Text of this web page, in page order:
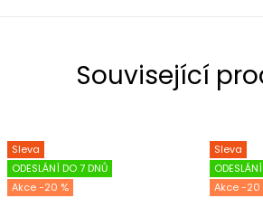
Související
Sleva
ODESLÁNÍ DO 7 DNŮ
-20 %
Sleva
-20